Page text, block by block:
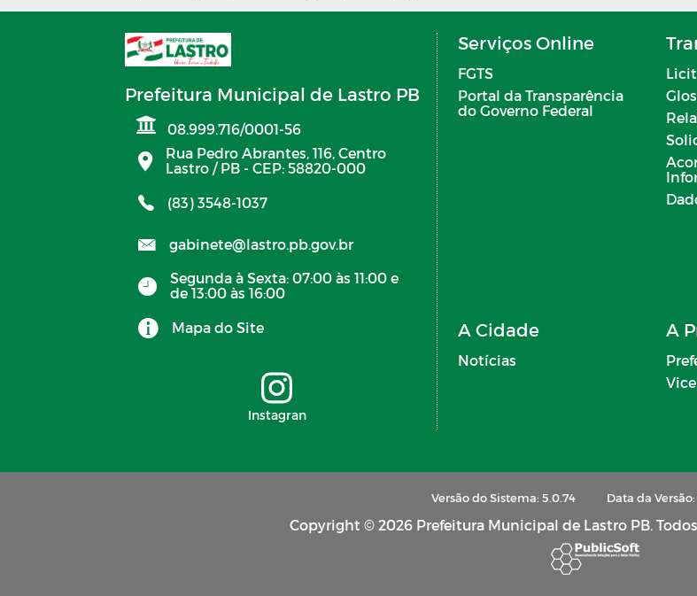
14.133/21
Inexigibilidade de 2026
Pregão Eletrônico 2026
Pregão Presencial 2026
Transparência
Ações COVID-19
Planos Municipais
Prefeitura Municipal de Lastro PB
08.999.716/0001-56
Rua Pedro Abrantes, 116, Centro
Lastro / PB - CEP: 58820-000
(83) 3548-1037
gabinete@lastro.pb.gov.br
Segunda à Sexta: 07:00 às 11:00 e
de 13:00 às 16:00
Mapa do Site
Instagran
Serviços Online
FGTS
Portal da Transparência
do Governo Federal
A Cidade
Notícias
A
Versão do Sistema: 5.0.74 Data da
Copyright © 2026 Prefeitura Municipal de Lastro PB.